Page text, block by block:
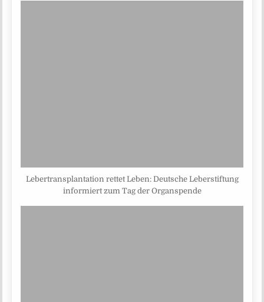
Lebertransplantation rettet Leben: Deutsche Leberstiftung
informiert zum Tag der Organspende